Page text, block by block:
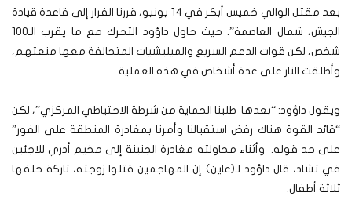
بعد مقتل الوالي خميس أبكر في 14 يونيو، قررنا الفرار إلى قاعدة قيادة
الجيش، شمال العاصمة”. حيث حاول داؤود التحرك مع ما يقرب الـ100
شخص، لكن قوات الدعم السريع والميليشيات المتحالفة معها منعتهم،
وأطلقت النار على عدة أشخاص في هذه العملية .
ويقول داؤود: “بعدها طلبنا الحماية من شرطة الاحتياطي المركزي”، لكن
“قائد القوة هناك رفض استقبالنا وأمرنا بمغادرة المنطقة على الفور”
على حد قوله. وأثناء محاولته مغادرة الجنينة إلى مخيم أدري للاجئين
في تشاد، قال داؤود لـ(عاين) إن المهاجمين قتلوا زوجته، تاركة خلفها
ثلاثة أطفال.